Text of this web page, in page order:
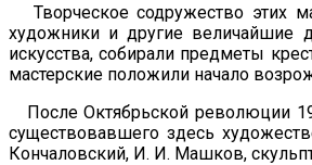
Творческое содружество этих
художники и другие величайшие
искусства, собирали предметы
мастерские положили начало
После Октябрьской революции
существовавшего здесь
Кончаловский, И. И. Машков,